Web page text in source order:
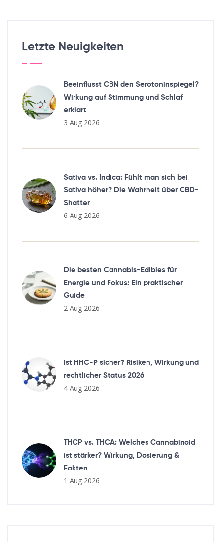
Letzte Neuigkeiten
Beeinflusst CBN den Serotoninspiegel?
Wirkung auf Stimmung und Schlaf
erklärt
3 Aug 2026
Sativa vs. Indica: Fühlt man sich bei
Sativa höher? Die Wahrheit über CBD-
Shatter
6 Aug 2026
Die besten Cannabis-Edibles für
Energie und Fokus: Ein praktischer
Guide
2 Aug 2026
Ist HHC-P sicher? Risiken, Wirkung und
rechtlicher Status 2026
4 Aug 2026
THCP vs. THCA: Welches Cannabinoid
ist stärker? Wirkung, Dosierung &
Fakten
1 Aug 2026